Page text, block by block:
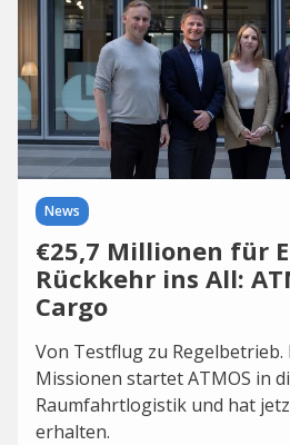
News
€25,7 Millionen für
Rückkehr ins All:
Cargo
Von Testflug zu Regelbetrieb.
Missionen startet ATMOS in
Raumfahrtlogistik und hat
erhalten.